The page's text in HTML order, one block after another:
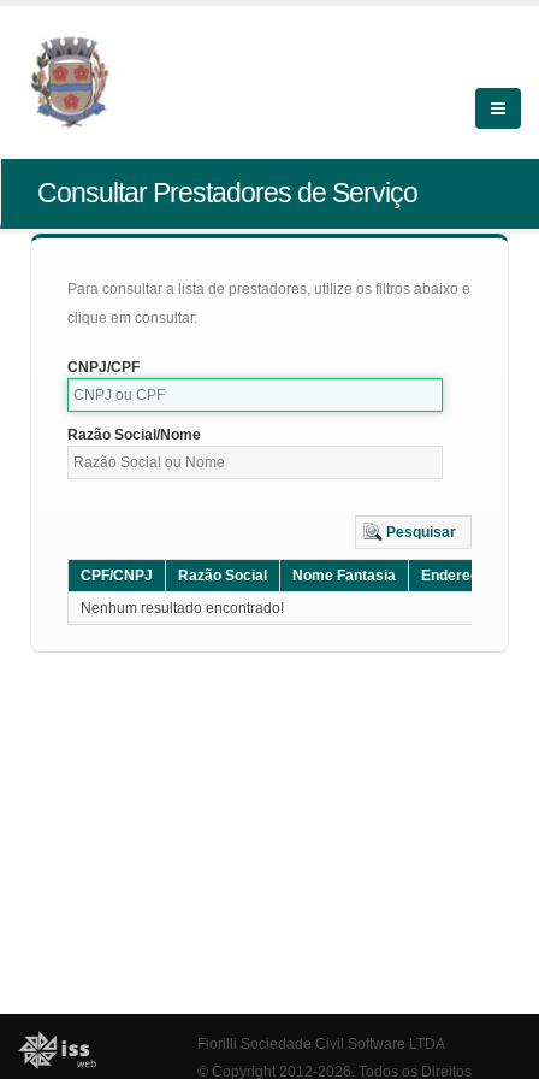
Consultar Prestadores de Serviço
Para consultar a lista de prestadores, utilize os filtros abaixo e
clique em consultar.
CNPJ/CPF
Razão Social/Nome
Pesquisar
CPF/CNPJ Razão Social Nome Fantasia Endereço
Nenhum resultado encontrado!
Fiorilli Sociedade Civil Software LTDA
© Copyright 2012-2026. Todos os Direitos